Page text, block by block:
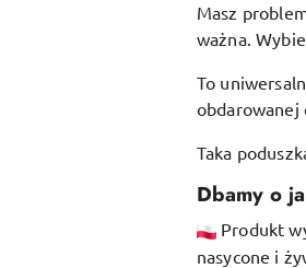
Masz
ważna.
To
obdarowanej
Taka
Dbamy o
Produkt
nasycone i